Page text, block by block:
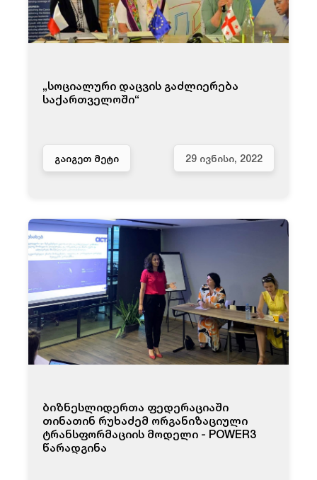
„სოციალური დაცვის გაძლიერება
საქართველოში“
ᲒᲐᲘᲒᲔᲗ ᲛᲔᲢᲘ 29 ᲘᲕᲜᲘᲡᲘ, 2022
ბიზნესლიდერთა ფედერაციაში
თინათინ რუხაძემ ორგანიზაციული
ტრანსფორმაციის მოდელი - POWER3
წარადგინა